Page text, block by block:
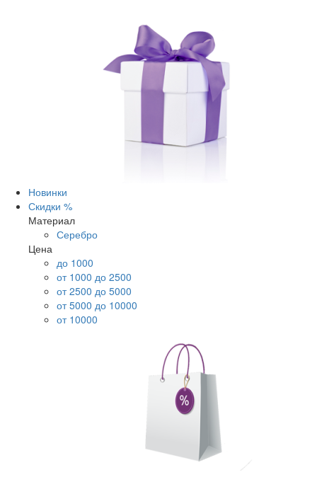
Новинки
Скидки %
Материал
Серебро
Цена
до 1000
от 1000 до 2500
от 2500 до 5000
от 5000 до 10000
от 10000